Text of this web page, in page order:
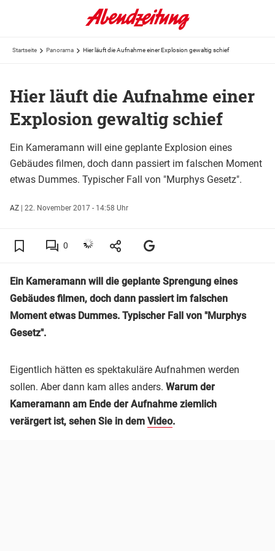
Startseite Panorama Hier läuft die Aufnahme einer Explosion gewaltig schief
Hier läuft die Aufnahme einer
Explosion gewaltig schief
Ein Kameramann will eine geplante Explosion eines
Gebäudes filmen, doch dann passiert im falschen Moment
etwas Dummes. Typischer Fall von "Murphys Gesetz".
AZ | 22. November 2017 - 14:58 Uhr
0
Ein Kameramann will die geplante Sprengung eines
Gebäudes filmen, doch dann passiert im falschen
Moment etwas Dummes. Typischer Fall von "Murphys
Gesetz".
Eigentlich hätten es spektakuläre Aufnahmen werden
sollen. Aber dann kam alles anders. Warum der
Kameramann am Ende der Aufnahme ziemlich
verärgert ist, sehen Sie in dem Video.